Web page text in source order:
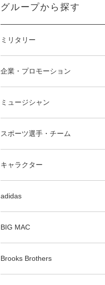
グループから探す
ミリタリー
企業・プロモーション
ミュージシャン
スポーツ選手・チーム
キャラクター
adidas
BIG MAC
Brooks Brothers